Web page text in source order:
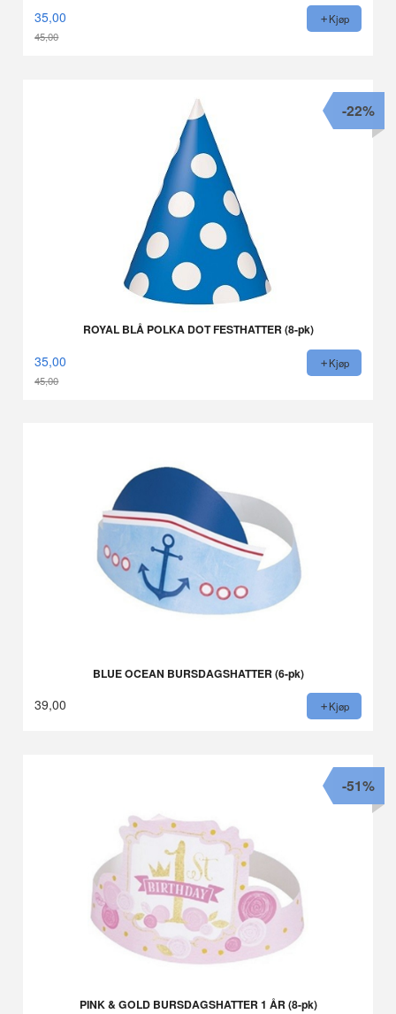
35,00
45,00
Kjøp
ROYAL BLÅ POLKA DOT FESTHATTER (8-pk)
35,00
45,00
-22%
Kjøp
BLUE OCEAN BURSDAGSHATTER (6-pk)
39,00 Kjøp
PINK & GOLD BURSDAGSHATTER 1 ÅR (8-pk)
-51%